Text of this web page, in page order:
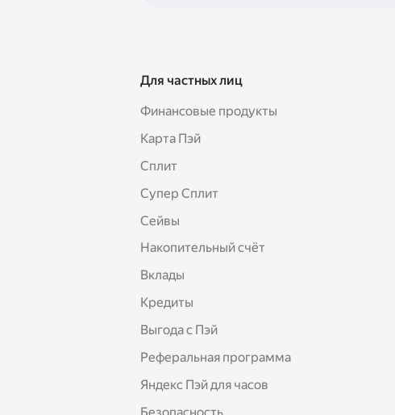
Для частных лиц
Финансовые продукты
Карта Пэй
Сплит
Супер Сплит
Сейвы
Накопительный счёт
Вклады
Кредиты
Выгода с Пэй
Реферальная программа
Яндекс Пэй для часов